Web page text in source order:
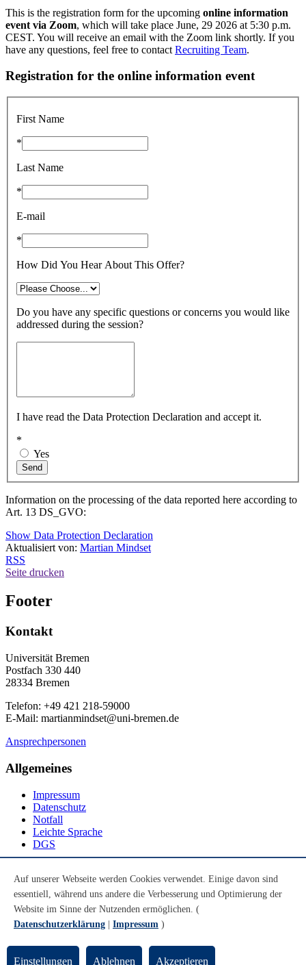
This is the registration form for the upcoming online information
event via Zoom, which will take place June, 29 2026 at 5:30 p.m.
CEST. You will receive an email with the Zoom link shortly. If you
have any questions, feel free to contact Recruiting Team.
Registration for the online information event
First Name
*
Last Name
*
E-mail
*
How Did You Hear About This Offer?
Do you have any specific questions or concerns you would like
addressed during the session?
I have read the Data Protection Declaration and accept it.
*
Yes
Information on the processing of the data reported here according to
Art. 13 DS_GVO:
Show Data Protection Declaration
Aktualisiert von: Martian Mindset
RSS
Seite drucken
Footer
Kontakt
Universität Bremen
Postfach 330 440
28334 Bremen
Telefon: +49 421 218-59000
E-Mail: martianmindset@uni-bremen.de
Ansprechpersonen
Allgemeines
Impressum
Datenschutz
Notfall
Leichte Sprache
DGS
Youtube
Instagram
LinkedIn
© Universität Bremen 2026
Auf unserer Webseite werden Cookies verwendet. Einige davon sind
essentiell, während uns andere die Verbesserung und Optimierung der
Website im Sinne der Nutzenden ermöglichen. (
Datenschutzerklärung
Impressum )
Einstellungen Ablehnen Akzeptieren